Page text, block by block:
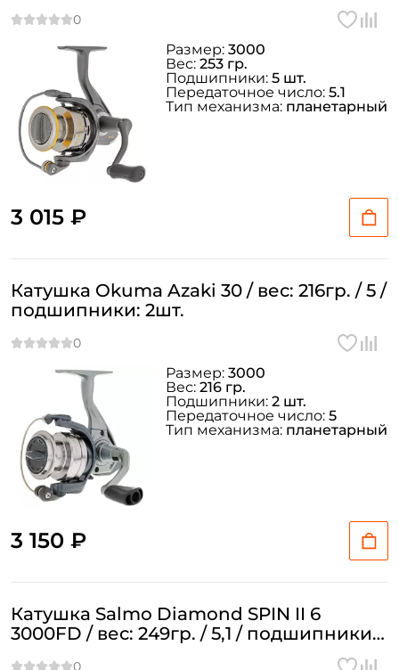
3 015 ₽
Размер: 3000
Вес: 253 гр.
Подшипники: 5 шт.
Передаточное число: 5.1
Тип механизма: планетарный
Катушка Okuma Azaki 30 / вес: 216гр. / 5 /
подшипники: 2шт.
3 150 ₽
Размер: 3000
Вес: 216 гр.
Подшипники: 2 шт.
Передаточное число: 5
Тип механизма: планетарный
Катушка Salmo Diamond SPIN II 6
3000FD / вес: 249гр. / 5,1 / подшипники: